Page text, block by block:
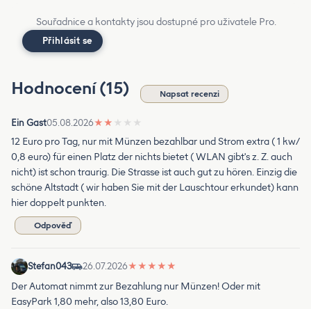
Souřadnice a kontakty jsou dostupné pro uživatele Pro.
Přihlásit se
Hodnocení (15) Napsat recenzi
Ein Gast05.08.2026★ ★ ★ ★ ★
12 Euro pro Tag, nur mit Münzen bezahlbar und Strom extra ( 1 kw/
0,8 euro) für einen Platz der nichts bietet ( WLAN gibt's z. Z. auch
nicht) ist schon traurig. Die Strasse ist auch gut zu hören. Einzig die
schöne Altstadt ( wir haben Sie mit der Lauschtour erkundet) kann
hier doppelt punkten.
Odpověď
Stefan043 26.07.2026★ ★ ★ ★ ★
Der Automat nimmt zur Bezahlung nur Münzen! Oder mit
EasyPark 1,80 mehr, also 13,80 Euro.